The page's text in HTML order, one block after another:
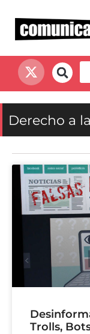
Derecho a
Trolls,